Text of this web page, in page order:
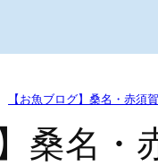
【お魚ブログ】桑名・赤須
桑名